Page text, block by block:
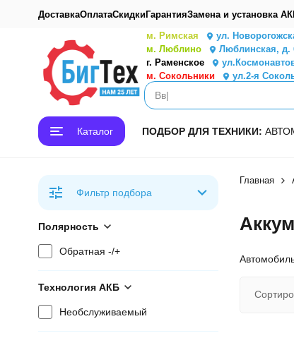
ДоставкаОплатаСкидкиГарантияЗамена и установка
м. Римская ул.
м. Люблино
Люблинская, д.
г. Раменское
м. Сокольники
ул.2-я
Каталог ПОДБОР ДЛЯ ТЕХНИКИ: АВТО
Главная
Фильтр подбора
Полярность
Обратная -/+
Технология АКБ
Необслуживаемый